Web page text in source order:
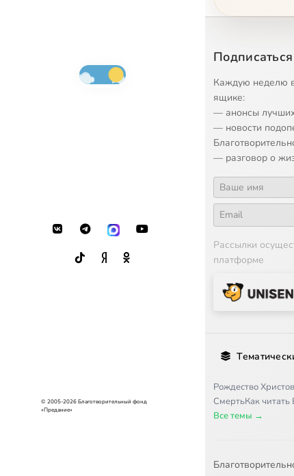
© 2005-2026 Благотворительный фонд
«Предание»
Каждую неделю
ящике:
— анонсы
— новости
— разговор о
Рассылки
платформе
Рождество
СмертьКак
Все темы →